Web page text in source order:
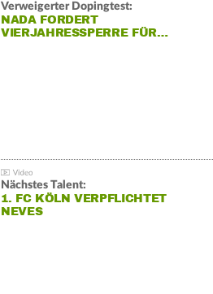
Verweigerter Dopingtest:
NADA FORDERT
VIERJAHRESSPERRE FÜR…
Nächstes Talent:
1. FC KÖLN VERPFLICHTET
NEVES